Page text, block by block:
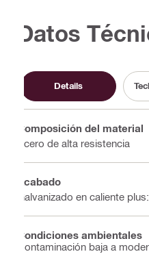
Datos
Details
Composición del material
Acero de alta resistencia
Acabado
Galvanizado en caliente
Condiciones ambientales
Contaminación baja a